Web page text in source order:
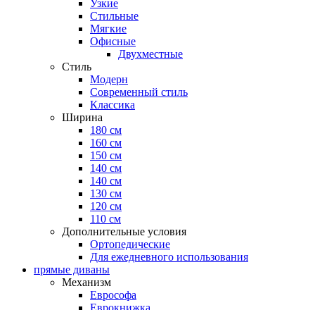
Узкие
Стильные
Мягкие
Офисные
Двухместные
Стиль
Модерн
Современный стиль
Классика
Ширина
180 см
160 см
150 см
140 см
140 см
130 см
120 см
110 см
Дополнительные условия
Ортопедические
Для ежедневного использования
прямые диваны
Механизм
Еврософа